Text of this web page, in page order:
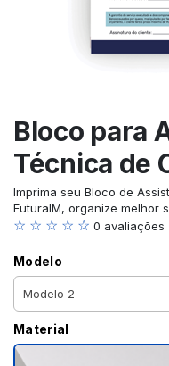
Bloco para
Técnica de
Imprima seu Bloco de
FuturaIM, organize melhor
☆ ☆ ☆ ☆ ☆ 0 avaliações
Modelo
Material